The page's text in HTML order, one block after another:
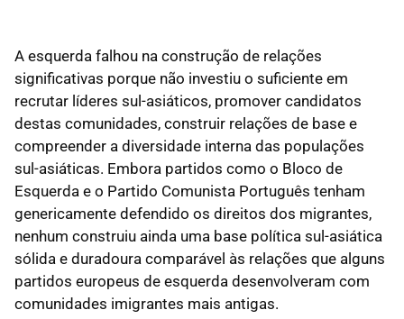
A esquerda falhou na construção de relações
significativas porque não investiu o suficiente em
recrutar líderes sul-asiáticos, promover candidatos
destas comunidades, construir relações de base e
compreender a diversidade interna das populações
sul-asiáticas. Embora partidos como o Bloco de
Esquerda e o Partido Comunista Português tenham
genericamente defendido os direitos dos migrantes,
nenhum construiu ainda uma base política sul-asiática
sólida e duradoura comparável às relações que alguns
partidos europeus de esquerda desenvolveram com
comunidades imigrantes mais antigas.